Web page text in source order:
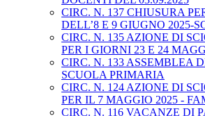
CIRC. N. 137 CHIUSURA
DELL’8 E 9 GIUGNO 2025-
CIRC. N. 135 AZIONE DI
PER I GIORNI 23 E 24
CIRC. N. 133 ASSEMBLEA
SCUOLA PRIMARIA
CIRC. N. 124 AZIONE DI
PER IL 7 MAGGIO 2025 -
CIRC. N. 116 VACANZE DI